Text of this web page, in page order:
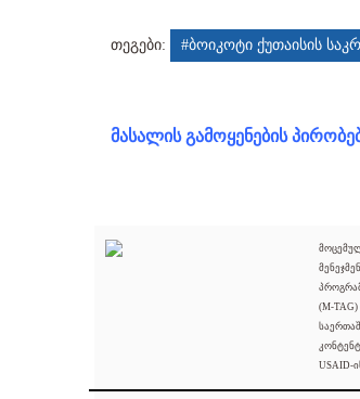
თეგები: #ბოიკოტი ქუთაისის
მასალის გამოყენების
(M-
USAID-